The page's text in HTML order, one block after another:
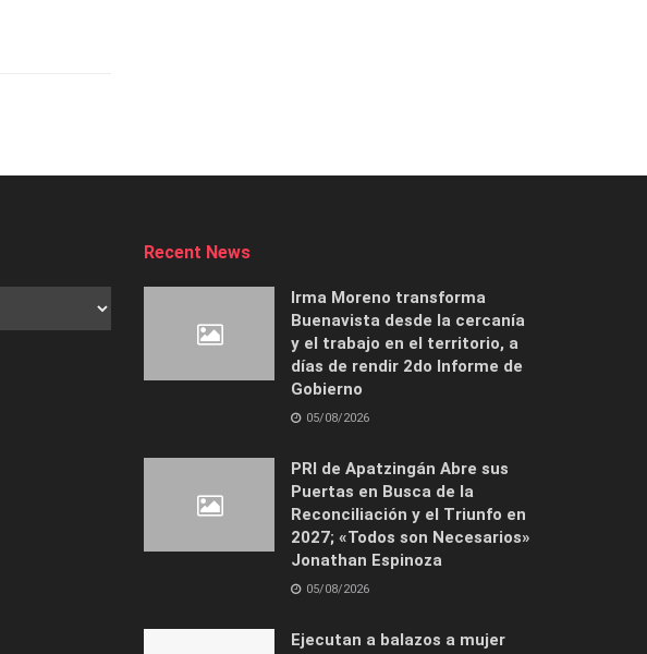
Recent News
Irma Moreno transforma
Buenavista desde la cercanía
y el trabajo en el territorio, a
días de rendir 2do Informe de
Gobierno
05/08/2026
PRI de Apatzingán Abre sus
Puertas en Busca de la
Reconciliación y el Triunfo en
2027; «Todos son Necesarios»
Jonathan Espinoza
05/08/2026
Ejecutan a balazos a mujer